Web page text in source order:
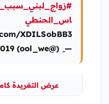
اس_الحنطي
XDILSobBB3
— ِ (@ool_we) December 2, 2019
عرض التغريدة